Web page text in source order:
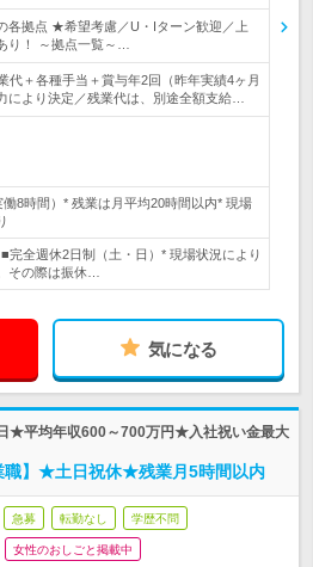
各拠点 ★希望考慮／U・Iターン歓迎／上
り！ ～拠点一覧～…
代＋各種手当＋賞与年2回（昨年実績4ヶ月
により決定／残業代は、別途全額支給…
8時間）* 残業は月平均20時間以内* 現場
完全週休2日制（土・日）* 現場状況により
その際は振休…
気になる
★平均年収600～700万円★入社祝い金最大
職】★土日祝休★残業月5時間以内
急募 転勤なし 学歴不問
女性のおしごと掲載中